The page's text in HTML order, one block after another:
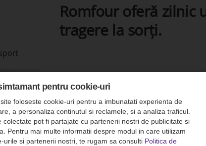
Romfour oferă zilnic
tragere la sorți.
pentru cookie-uri
foloseste cookie-uri pentru a imbunatati experienta de
a personaliza continutul si reclamele, si a analiza traficul.
colectate pot fi partajate cu partenerii nostri de publicitate si
Pentru mai multe informatii despre modul in care utilizam
urile si partenerii nostri, te rugam sa consulti Politica de